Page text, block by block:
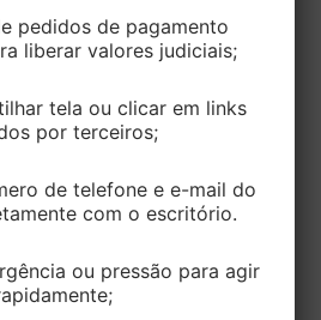
em outro estado pode ser
do PIS e da Cofins.
este entendimento em 07
da Solução de Consulta nº
2026.
em que o imposto
destacado no
que a receita não tenha
isenção, alíquota zero
pedidos de pagamento
liberar valores judiciais;
tela ou clicar em links
por terceiros;
de telefone e e-mail do
com o escritório.
ou pressão para agir